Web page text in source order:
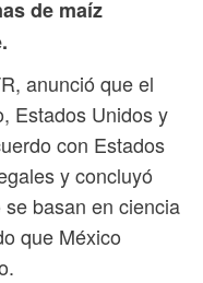
de maíz
anunció que el
Estados Unidos y
con Estados
y concluyó
basan en ciencia
que México